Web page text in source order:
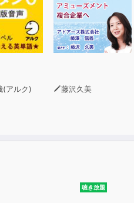
(アルク) 藤沢久美
聴き放題